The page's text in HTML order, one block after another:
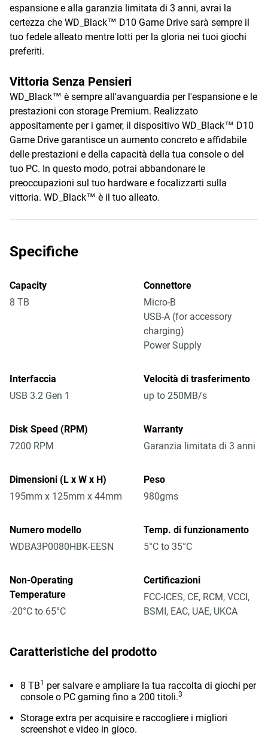
espansione e alla garanzia limitata di 3 anni, avrai la
certezza che WD_Black™ D10 Game Drive sarà sempre il
tuo fedele alleato mentre lotti per la gloria nei tuoi giochi
preferiti.
Vittoria Senza Pensieri
WD_Black™ è sempre all'avanguardia per l'espansione e le
prestazioni con storage Premium. Realizzato
appositamente per i gamer, il dispositivo WD_Black™ D10
Game Drive garantisce un aumento concreto e affidabile
delle prestazioni e della capacità della tua console o del
tuo PC. In questo modo, potrai abbandonare le
preoccupazioni sul tuo hardware e focalizzarti sulla
vittoria. WD_Black™ è il tuo alleato.
Specifiche
Capacity
8 TB
Connettore
Micro-B
USB-A (for accessory
charging)
Power Supply
Interfaccia
USB 3.2 Gen 1
Velocità di trasferimento
up to 250MB/s
Disk Speed (RPM)
7200 RPM
Warranty
Garanzia limitata di 3 anni
Dimensioni (L x W x H)
195mm x 125mm x 44mm
Peso
980gms
Numero modello
WDBA3P0080HBK-EESN
Temp. di funzionamento
5°C to 35°C
Non-Operating
Temperature
-20°C to 65°C
Certificazioni
FCC-ICES, CE, RCM, VCCI,
BSMI, EAC, UAE, UKCA
Caratteristiche del prodotto
8 TB1
per salvare e ampliare la tua raccolta di giochi per
console o PC gaming fino a 200 titoli.3
Storage extra per acquisire e raccogliere i migliori
screenshot e video in gioco.